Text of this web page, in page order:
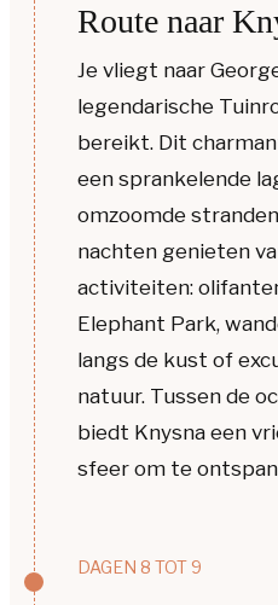
Route naar
Je vliegt naar
legendarische
bereikt. Dit
een sprankelende
omzoomde
nachten genieten
activiteiten:
Elephant Park,
langs de kust of
natuur. Tussen de
biedt Knysna een
sfeer om te
DAGEN 8 TOT 9